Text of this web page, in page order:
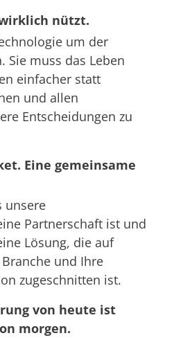
nützt.
um der
Sie muss das Leben
einfacher statt
und allen
Entscheidungen zu
Eine gemeinsame
unsere
Partnerschaft ist und
Lösung, die auf
und Ihre
zugeschnitten ist.
von heute ist
morgen.